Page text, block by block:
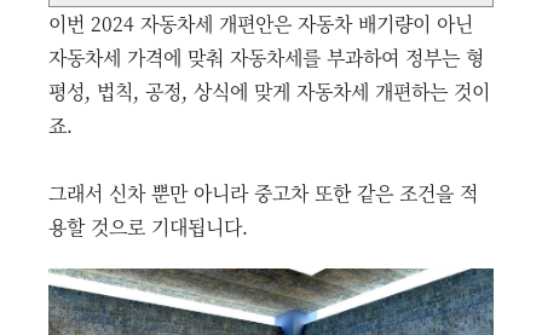
이번 2024 자동차세 개편안은 자동차 배기량이 아닌
자동차세 가격에 맞춰 자동차세를 부과하여 정부는 형
평성, 법칙, 공정, 상식에 맞게 자동차세 개편하는 것이
죠.
그래서 신차 뿐만 아니라 중고차 또한 같은 조건을 적
용할 것으로 기대됩니다.